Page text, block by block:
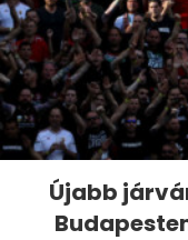
Újabb